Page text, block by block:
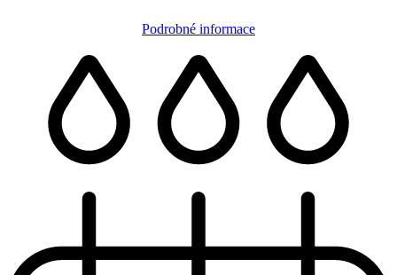
Podrobné informace